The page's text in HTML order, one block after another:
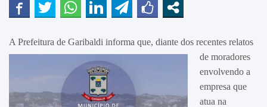
A Prefeitura de Garibaldi informa que, diante dos recentes relatos
de moradores
envolvendo a
empresa que
atua na